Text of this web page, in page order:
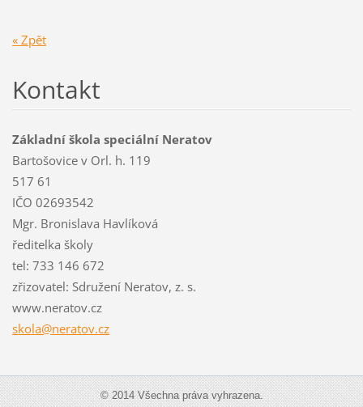
« Zpět
Kontakt
Základní škola speciální Neratov
Bartošovice v Orl. h. 119
517 61
IČO 02693542
Mgr. Bronislava Havlíková
ředitelka školy
tel: 733 146 672
zřizovatel: Sdružení Neratov, z. s.
www.neratov.cz
skola@neratov.cz
© 2014 Všechna práva vyhrazena.